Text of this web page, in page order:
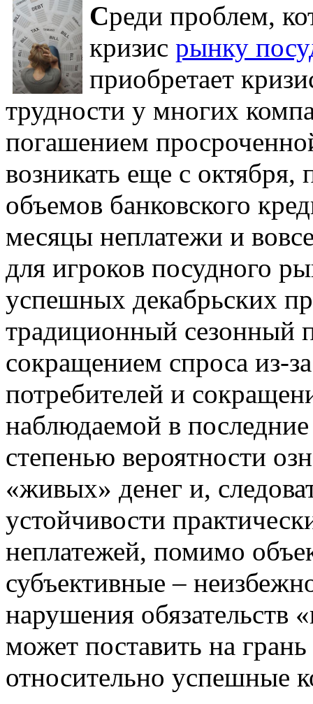
Среди проблем,
кризис рынку
приобретает
трудности у многих
погашением
возникать еще с октября,
объемов банковского
месяцы неплатежи и
для игроков посудного
успешных декабрьских
традиционный сезонный
сокращением спроса из-
потребителей и
наблюдаемой в
степенью вероятности
«живых» денег и,
устойчивости
неплатежей, помимо
субъективные –
нарушения обязательств
может поставить на
относительно успешные